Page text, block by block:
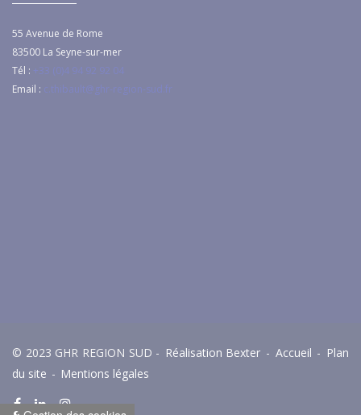
55 Avenue de Rome
83500 La Seyne-sur-mer
Tél : +33 (0)4 94 92 92 04
Email : c.thibault@ghr-region-sud.fr
© 2023 GHR REGION SUD - Réalisation Bexter - Accueil - Plan
du site - Mentions légales